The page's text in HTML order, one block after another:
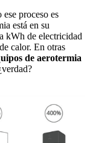
proceso es
está en su
kWh de electricidad
calor. En otras
de aerotermia